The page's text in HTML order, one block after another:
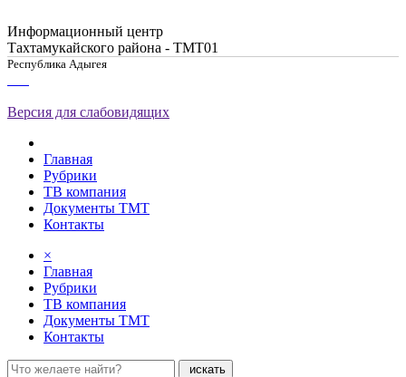
Информационный центр
Тахтамукайского района - ТМТ01
Республика Адыгея
Версия для слабовидящих
Главная
Рубрики
ТВ компания
Документы ТМТ
Контакты
×
Главная
Рубрики
ТВ компания
Документы ТМТ
Контакты
искать